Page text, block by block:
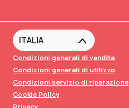
Condizioni generali di vendita
Condizioni generali di utilizzo
Condizioni servizio di riparazione
Cookie Policy